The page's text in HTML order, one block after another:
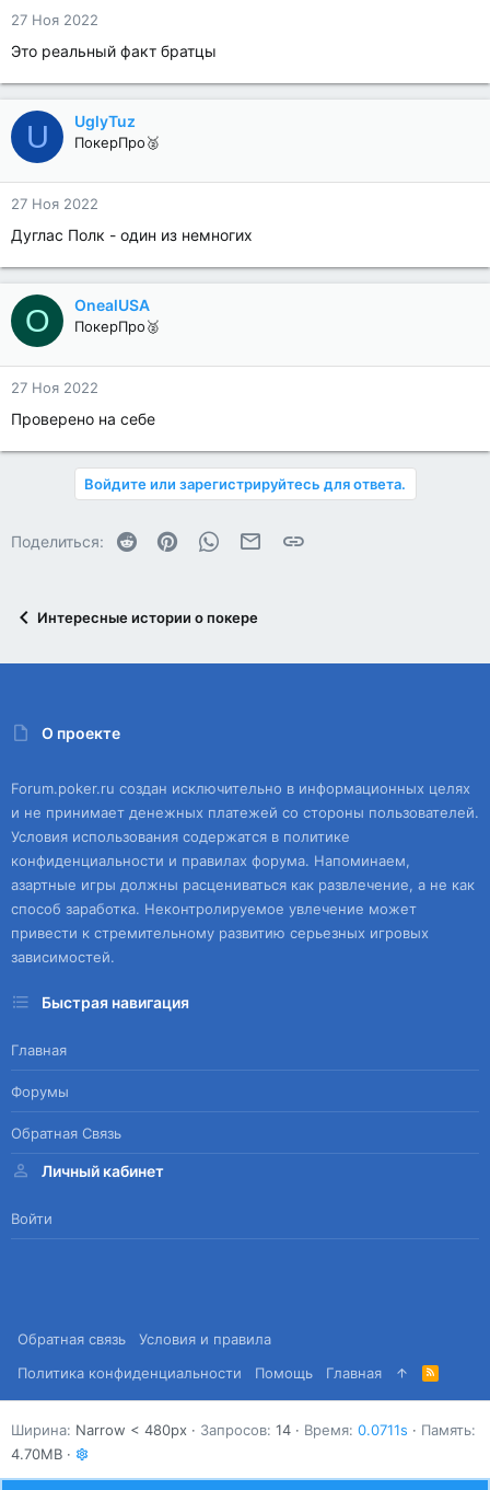
27 Ноя 2022
Это реальный факт братцы
U UglyTuz
ПокерПро🥈
27 Ноя 2022
Дуглас Полк - один из немногих
O OnealUSA
ПокерПро🥈
27 Ноя 2022
Проверено на себе
Войдите или зарегистрируйтесь для ответа.
Поделиться: Reddit PinterestWhatsAppЭлектронная почта
Ссылка
Интересные истории о покере
О проекте
Forum.poker.ru создан исключительно в информационных целях
и не принимает денежных платежей со стороны пользователей.
Условия использования содержатся в политике
конфиденциальности и правилах форума. Напоминаем,
азартные игры должны расцениваться как развлечение, а не как
способ заработка. Неконтролируемое увлечение может
привести к стремительному развитию серьезных игровых
зависимостей.
Быстрая навигация
Главная
Форумы
Обратная Связь
Личный кабинет
Войти
Обратная связь
Условия и правила
Политика конфиденциальности
Помощь Главная
R
S
S
Ширина Запросов 14 Время 0.0711s
Память
4.70MB